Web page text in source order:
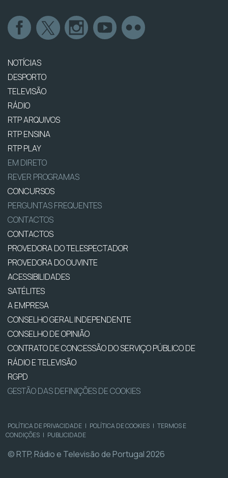
NOTÍCIAS
DESPORTO
TELEVISÃO
RÁDIO
RTP ARQUIVOS
RTP ENSINA
RTP PLAY
EM DIRETO
REVER PROGRAMAS
CONCURSOS
PERGUNTAS FREQUENTES
CONTACTOS
CONTACTOS
PROVEDORA DO TELESPECTADOR
PROVEDORA DO OUVINTE
ACESSIBILIDADES
SATÉLITES
A EMPRESA
CONSELHO GERAL INDEPENDENTE
CONSELHO DE OPINIÃO
CONTRATO DE CONCESSÃO DO SERVIÇO PÚBLICO DE
RÁDIO E TELEVISÃO
RGPD
GESTÃO DAS DEFINIÇÕES DE COOKIES
POLÍTICA DE PRIVACIDADE | POLÍTICA DE COOKIES | TERMOS E
CONDIÇÕES | PUBLICIDADE
© RTP, Rádio e Televisão de Portugal 2026